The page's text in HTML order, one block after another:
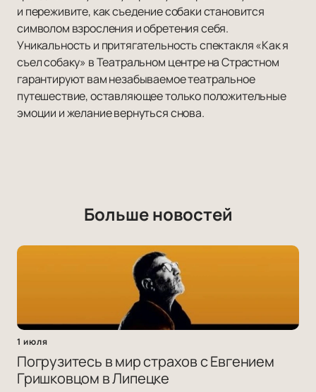
и переживите, как съедение собаки становится
символом взросления и обретения себя.
Уникальность и притягательность спектакля «Как я
съел собаку» в Театральном центре на Страстном
гарантируют вам незабываемое театральное
путешествие, оставляющее только положительные
эмоции и желание вернуться снова.
Больше новостей
1 июля
Погрузитесь в мир страхов с Евгением
Гришковцом в Липецке